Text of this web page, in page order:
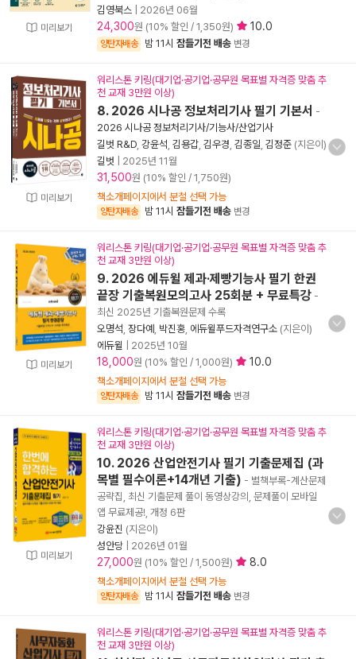
미리보기
김영북스
2026년 06월
24,300원 (10% 할인 / 1,350원) 10.0
양탄자배송 밤 11시 잠들기전 배송 변경
미리보기
워리스톤 키링(대기업·공기업·공무원 목표별 자격증 맞춤 추
천 교재 3만원 이상)
8. 2026 시나공 정보처리기사 필기 기본서 -
2026 시나공 정보처리기사/기능사/산업기사
길벗 R&D 강윤석 김용갑 김우경 김종일 김정준 (지은이)
길벗
2025년 11월
31,500원 (10% 할인 / 1,750원)
책소개페이지에서 분철 선택 가능
양탄자배송 밤 11시 잠들기전 배송 변경
미리보기
워리스톤 키링(대기업·공기업·공무원 목표별 자격증 맞춤 추
천 교재 3만원 이상)
9. 2026 에듀윌 제과·제빵기능사 필기 한권
끝장 기출복원모의고사 25회분 + 무료특강 -
최신 2025년 기출복원문제 수록
오명석 장다예 박진홍 에듀윌푸드자격연구소 (지은이)
에듀윌
2025년 10월
18,000원 (10% 할인 / 1,000원) 10.0
책소개페이지에서 분철 선택 가능
양탄자배송 밤 11시 잠들기전 배송 변경
미리보기
워리스톤 키링(대기업·공기업·공무원 목표별 자격증 맞춤 추
천 교재 3만원 이상)
10. 2026 산업안전기사 필기 기출문제집 (과
목별 필수이론+14개년 기출) - 별책부록-계산문제
공략집, 최신 기출문제 풀이 동영상강의, 문제풀이 모바일
앱 무료제공!, 개정 6판
강윤진 (지은이)
성안당
2026년 01월
27,000원 (10% 할인 / 1,500원) 8.0
책소개페이지에서 분철 선택 가능
양탄자배송 밤 11시 잠들기전 배송 변경
워리스톤 키링(대기업·공기업·공무원 목표별 자격증 맞춤 추
천 교재 3만원 이상)